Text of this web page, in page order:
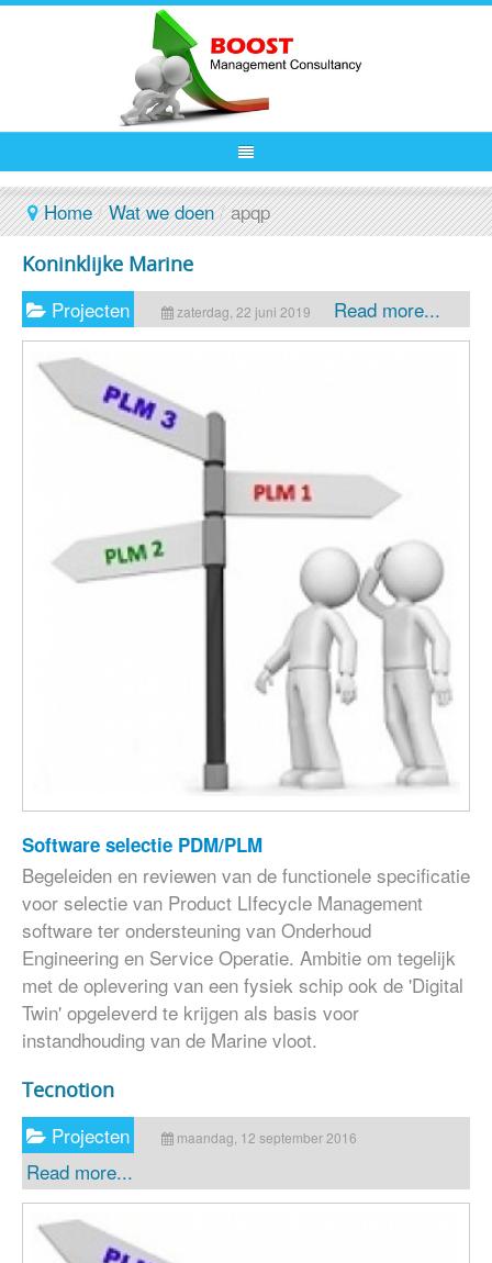
Home / Wat we doen / apqp
Koninklijke Marine
Projecten zaterdag, 22 juni 2019 Read more...
Software selectie PDM/PLM
Begeleiden en reviewen van de functionele specificatie
voor selectie van Product LIfecycle Management
software ter ondersteuning van Onderhoud
Engineering en Service Operatie. Ambitie om tegelijk
met de oplevering van een fysiek schip ook de 'Digital
Twin' opgeleverd te krijgen als basis voor
instandhouding van de Marine vloot.
Tecnotion
Projecten maandag, 12 september 2016
Read more...